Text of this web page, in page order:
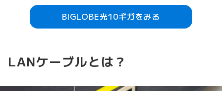
BIGLOBE光10ギガをみる
LANケーブルとは？